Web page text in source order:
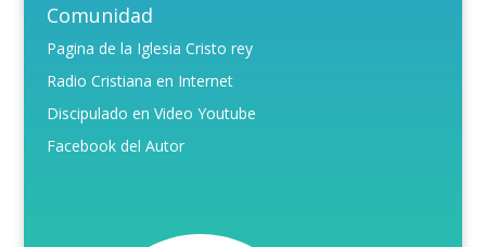
Comunidad
Pagina de la Iglesia Cristo rey
Radio Cristiana en Internet
Discipulado en Video Youtube
Facebook del Autor